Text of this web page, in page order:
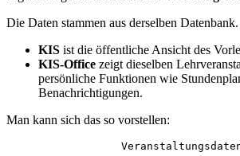
Die Daten stammen aus derselben Datenbank.
KIS ist die öffentliche Ansicht des
KIS-Office zeigt dieselben
persönliche Funktionen wie
Benachrichtigungen.
Man kann sich das so vorstellen: